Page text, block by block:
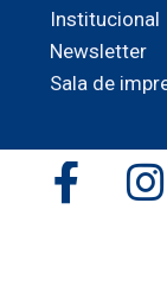
Institucional
Newsletter
Sala de